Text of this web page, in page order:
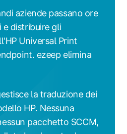
aziende passano ore
e distribuire gli
Universal Print
ezeep elimina
la traduzione dei
HP. Nessuna
pacchetto SCCM,